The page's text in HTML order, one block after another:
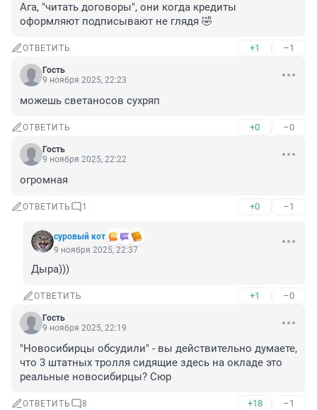
Ага, "читать договоры", они когда кредиты
оформляют подписывают не глядя 🤣
ОТВЕТИТЬ +1 –1
Гость
9 ноября 2025, 22:23
можешь светаносов сухряп
ОТВЕТИТЬ +0 –0
Гость
9 ноября 2025, 22:22
огромная
ОТВЕТИТЬ 1 +0 –1
суровый кот
9 ноября 2025, 22:37
Дыра)))
ОТВЕТИТЬ +1 –0
Гость
9 ноября 2025, 22:19
"Новосибирцы обсудили" - вы действительно думаете,
что 3 штатных тролля сидящие здесь на окладе это
реальные новосибирцы? Сюр
ОТВЕТИТЬ 8 +18 –1